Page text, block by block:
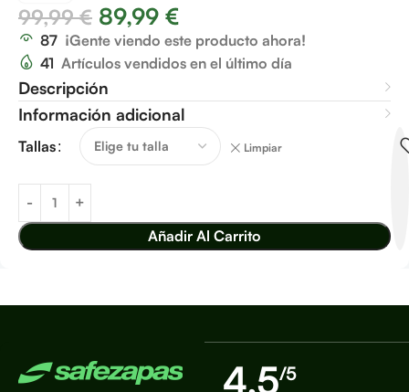
99,99€ 89,99 €
87 ¡Gente viendo este producto ahora!
41 Artículos vendidos en el último día
Descripción
Información adicional
Tallas Limpiar
Añadir Al Carrito
4,5/5